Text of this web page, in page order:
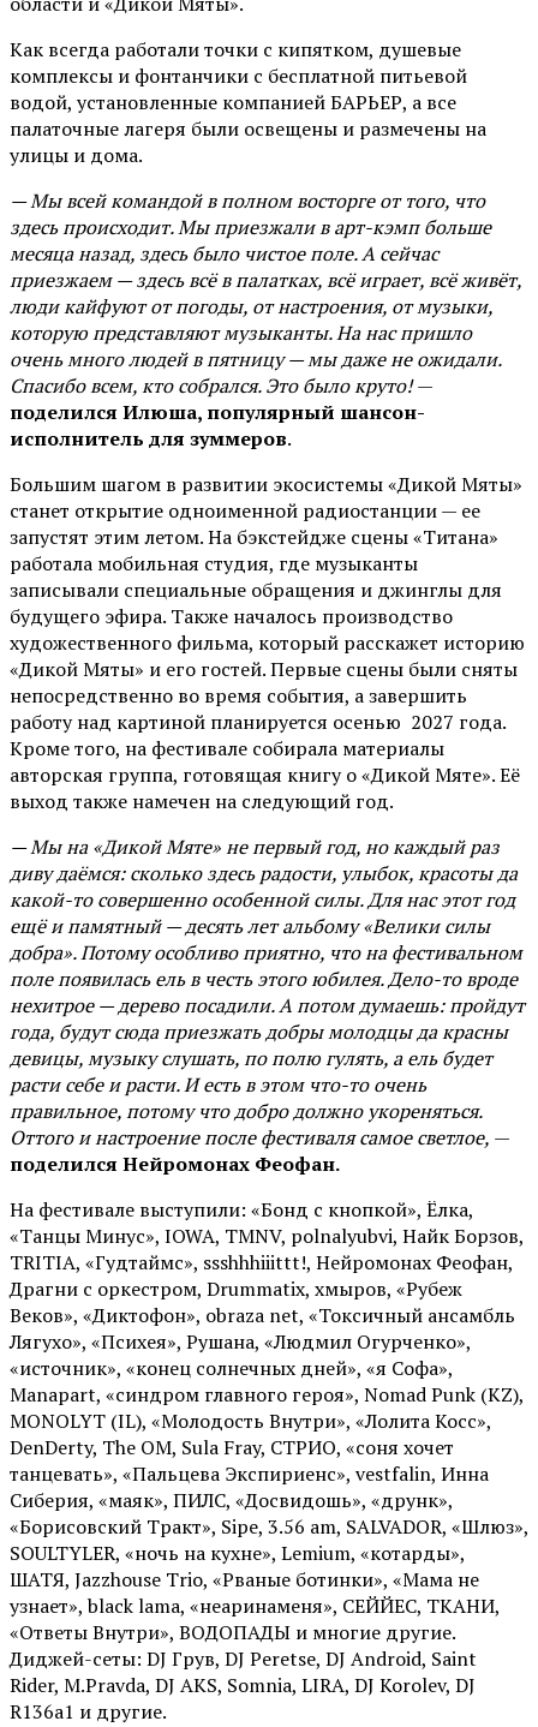
Как всегда работали точки с кипятком, душевые
комплексы и фонтанчики с бесплатной питьевой
водой, установленные компанией БАРЬЕР, а все
палаточные лагеря были освещены и размечены на
улицы и дома.
— Мы всей командой в полном восторге от того, что
здесь происходит. Мы приезжали в арт-кэмп больше
месяца назад, здесь было чистое поле. А сейчас
приезжаем — здесь всё в палатках, всё играет, всё живёт,
люди кайфуют от погоды, от настроения, от музыки,
которую представляют музыканты. На нас пришло
очень много людей в пятницу — мы даже не ожидали.
Спасибо всем, кто собрался. Это было круто!—
поделился Илюша, популярный шансон-
исполнитель для зуммеров.
Большим шагом в развитии экосистемы «Дикой Мяты»
станет открытие одноименной радиостанции — ее
запустят этим летом. На бэкстейдже сцены «Титана»
работала мобильная студия, где музыканты
записывали специальные обращения и джинглы для
будущего эфира. Также началось производство
художественного фильма, который расскажет историю
«Дикой Мяты» и его гостей. Первые сцены были сняты
непосредственно во время события, а завершить
работу над картиной планируется осенью 2027 года.
Кроме того, на фестивале собирала материалы
авторская группа, готовящая книгу о «Дикой Мяте». Её
выход также намечен на следующий год.
— Мы на «Дикой Мяте» не первый год, но каждый раз
диву даёмся: сколько здесь радости, улыбок, красоты да
какой-то совершенно особенной силы. Для нас этот год
ещё и памятный — десять лет альбому «Велики силы
добра». Потому особливо приятно, что на фестивальном
поле появилась ель в честь этого юбилея. Дело-то вроде
нехитрое — дерево посадили. А потом думаешь: пройдут
года, будут сюда приезжать добры молодцы да красны
девицы, музыку слушать, по полю гулять, а ель будет
расти себе и расти. И есть в этом что-то очень
правильное, потому что добро должно укореняться.
Оттого и настроение после фестиваля самое светлое, —
поделился Нейромонах Феофан.
На фестивале выступили: «Бонд с кнопкой», Ёлка,
«Танцы Минус», IOWA, TMNV, polnalyubvi, Найк Борзов,
TRITIA, «Гудтаймс», ssshhhiiittt!, Нейромонах Феофан,
Драгни с оркестром, Drummatix, хмыров, «Рубеж
Веков», «Диктофон», obraza net, «Токсичный ансамбль
Лягухо», «Психея», Рушана, «Людмил Огурченко»,
«источник», «конец солнечных дней», «я Софа»,
Manapart, «синдром главного героя», Nomad Punk (KZ),
MONOLYT (IL), «Молодость Внутри», «Лолита Косс»,
DenDerty, The OM, Sula Fray, СТРИО, «соня хочет
танцевать», «Пальцева Экспириенс», vestfalin, Инна
Сиберия, «маяк», ПИЛС, «Досвидошь», «друнк»,
«Борисовский Тракт», Sipe, 3.56 am, SALVADOR, «Шлюз»,
SOULTYLER, «ночь на кухне», Lemium, «котарды»,
ШАТЯ, Jazzhouse Trio, «Рваные ботинки», «Мама не
узнает», black lama, «неаринаменя», СЕЙЙЕС, ТКАНИ,
«Ответы Внутри», ВОДОПАДЫ и многие другие.
Диджей-сеты: DJ Грув, DJ Peretse, DJ Android, Saint
Rider, М.Pravda, DJ AKS, Somnia, LIRA, DJ Korolev, DJ
R136a1 и другие.